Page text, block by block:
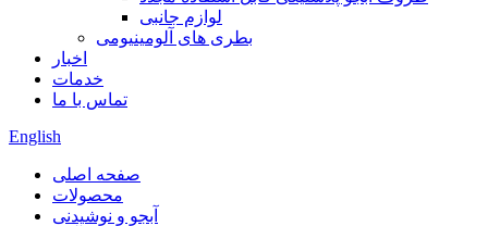
لوازم جانبی
بطری های آلومینیومی
اخبار
خدمات
تماس با ما
English
صفحه اصلی
محصولات
آبجو و نوشیدنی